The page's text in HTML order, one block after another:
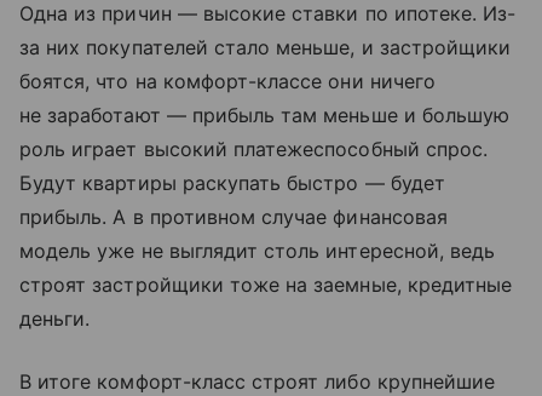
Одна из причин — высокие ставки по ипотеке. Из-
за них покупателей стало меньше, и застройщики
боятся, что на комфорт-классе они ничего
не заработают — прибыль там меньше и большую
роль играет высокий платежеспособный спрос.
Будут квартиры раскупать быстро — будет
прибыль. А в противном случае финансовая
модель уже не выглядит столь интересной, ведь
строят застройщики тоже на заемные, кредитные
деньги.
В итоге комфорт-класс строят либо крупнейшие